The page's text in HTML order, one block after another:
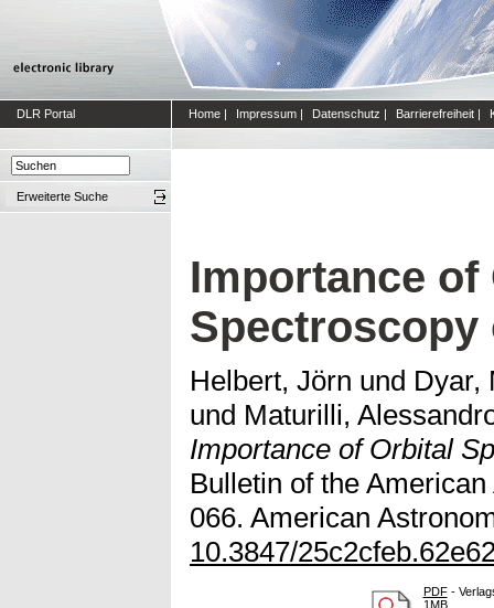
DLR Portal Home | Impressum | Datenschutz | Barrierefreiheit |
Erweiterte Suche
Importance of
Spectroscopy
Helbert, Jörn und Dyar,
und Maturilli,
Importance of Orbital
Bulletin of the
066. American
10.3847/
PDF-
1MB